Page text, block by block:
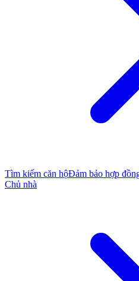
Tìm kiếm căn hộĐảm bảo hợp
Chủ nhà